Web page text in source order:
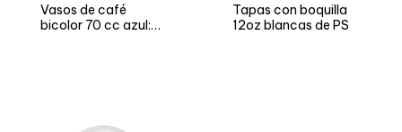
Vasos de café
bicolor 70 cc azul:
Tapas con boquilla
12oz blancas de PS